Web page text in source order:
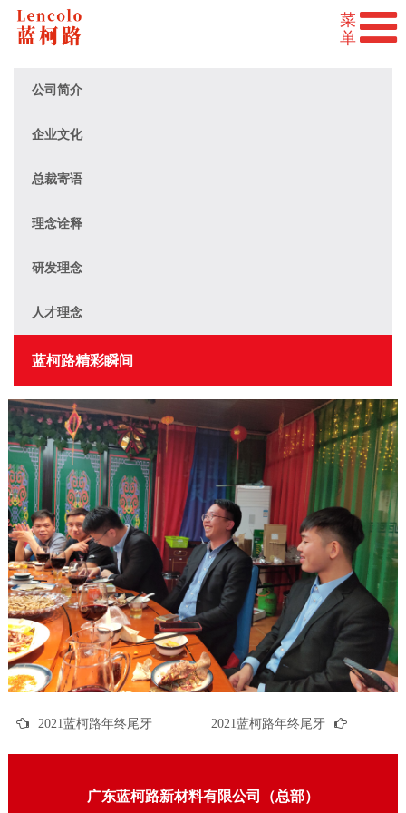
公司简介
企业文化
总裁寄语
理念诠释
研发理念
人才理念
蓝柯路精彩瞬间
2021蓝柯路年终尾牙 2021蓝柯路年终尾牙
广东蓝柯路新材料有限公司（总部）